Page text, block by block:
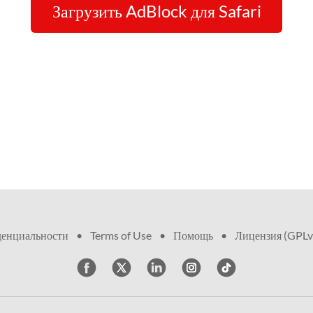
Загрузить AdBlock для Safari
• Terms of Use • Помощь • Лицензия